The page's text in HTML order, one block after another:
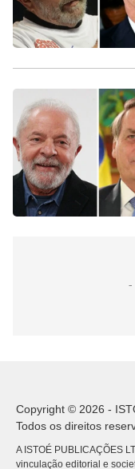
Copyright © 2026 -
Todos os direitos
A ISTOÉ PUBLICAÇÕES
vinculação editorial e